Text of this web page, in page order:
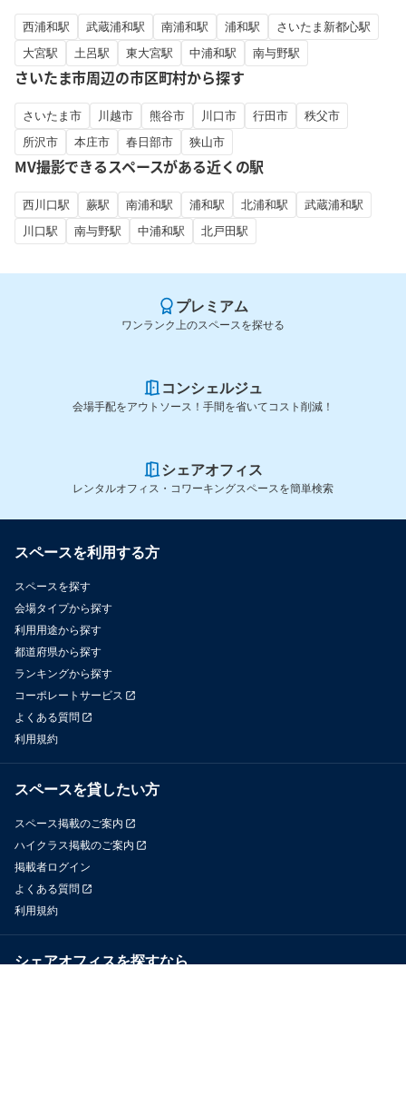
西浦和駅 武蔵浦和駅 南浦和駅 浦和駅
さいたま新都心駅
大宮駅
土呂駅 東大宮駅 中浦和駅 南与野駅
さいたま市周辺の市区町村から探す
さいたま市 川越市 熊谷市 川口市 行田市
秩父市
所沢市
本庄市 春日部市 狭山市
MV撮影できるスペースがある近くの駅
西川口駅 蕨駅 南浦和駅 浦和駅 北浦和駅
武蔵浦和駅
川口駅
南与野駅 中浦和駅 北戸田駅
プレミアム
ワンランク上のスペースを探せる
コンシェルジュ
会場手配をアウトソース！手間を省いてコスト削減！
シェアオフィス
レンタルオフィス・コワーキングスペースを簡単検索
スペースを利用する方
スペースを探す
会場タイプから探す
利用用途から探す
都道府県から探す
ランキングから探す
コーポレートサービス
よくある質問
利用規約
スペースを貸したい方
スペース掲載のご案内
ハイクラス掲載のご案内
掲載者ログイン
よくある質問
利用規約
シェアオフィスを探すなら